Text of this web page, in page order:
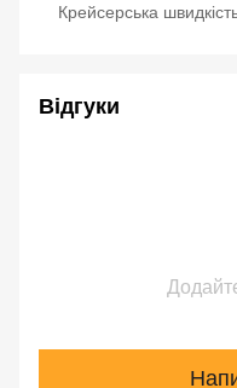
Крейсерська
Відгуки